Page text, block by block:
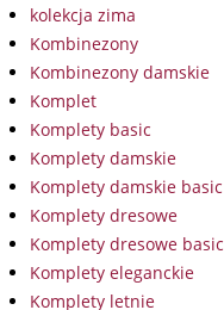
kolekcja zima
Kombinezony
Kombinezony damskie
Komplet
Komplety basic
Komplety damskie
Komplety damskie basic
Komplety dresowe
Komplety dresowe basic
Komplety eleganckie
Komplety letnie